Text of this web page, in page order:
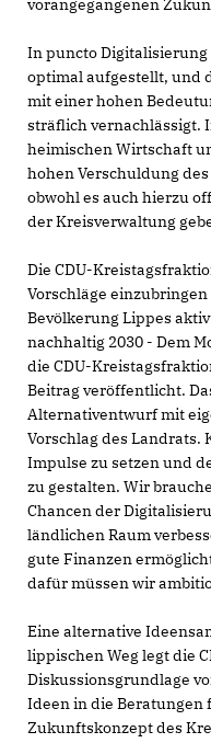
vorangegangenen
In puncto
optimal aufgestellt, und
mit einer hohen
sträflich vernachlässigt.
heimischen Wirtschaft
hohen Verschuldung
obwohl es auch hierzu
der Kreisverwaltung
Die CDU-
Vorschläge
Bevölkerung Lippes
nachhaltig 2030 - Dem
die CDU-
Beitrag veröffentlicht.
Alternativentwurf mit
Vorschlag des Landrats.
Impulse zu setzen und
zu gestalten. Wir
Chancen der
ländlichen Raum
gute Finanzen
dafür müssen wir
Eine alternative
lippischen Weg legt die
Diskussionsgrundlage
Ideen in die Beratungen
Zukunftskonzept des